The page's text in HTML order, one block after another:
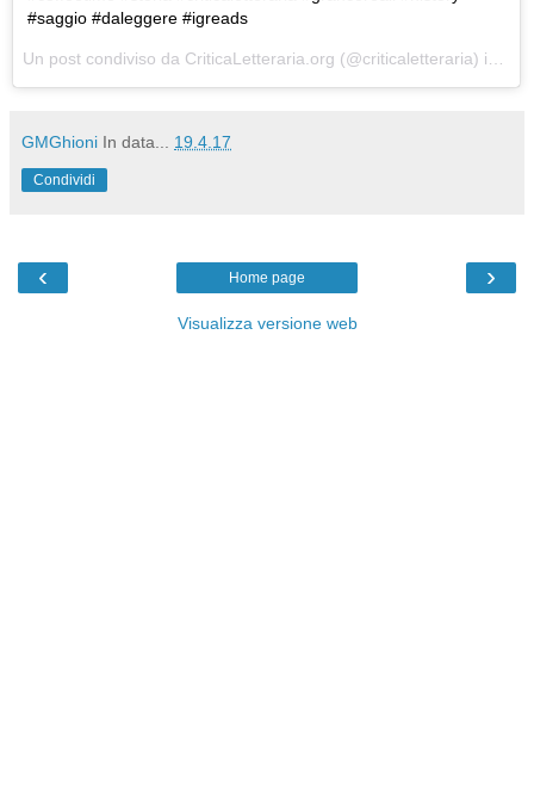
#saggio #daleggere #igreads
GMGhioni In data... 19.4.17
Condividi
‹ ›
Home page
Visualizza versione web